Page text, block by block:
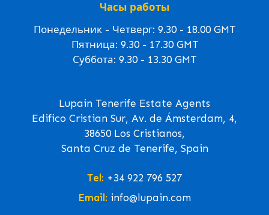
Часы работы
Понедельник - Четверг: 9.30 - 18.00 GMT
Пятница: 9.30 - 17.30 GMT
Суббота: 9.30 - 13.30 GMT
Lupain Tenerife Estate Agents
Edifico Cristian Sur, Av. de Ámsterdam, 4,
38650 Los Cristianos,
Santa Cruz de Tenerife, Spain
Tel: +34 922 796 527
Email: info@lupain.com